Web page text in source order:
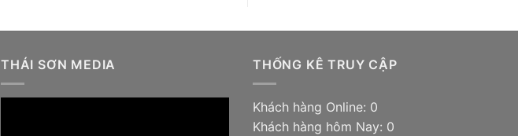
THÁI SƠN MEDIA THỐNG KÊ TRUY CẬP
Khách hàng Online: 0
Khách hàng hôm Nay: 0